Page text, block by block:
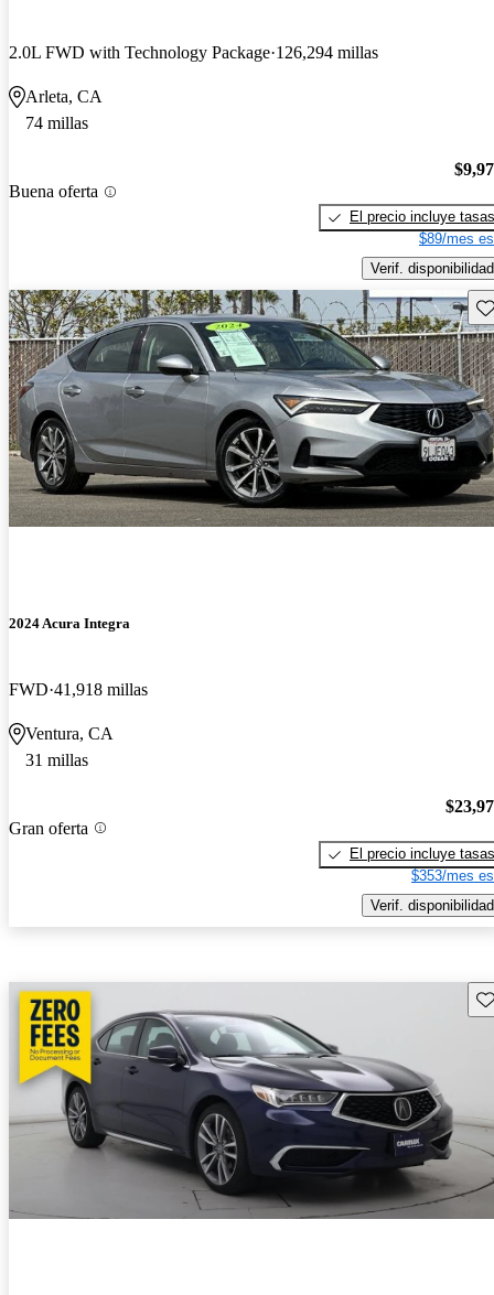
2.0L FWD with Technology Package 126,294 millas
Arleta, CA
74 millas
Buena oferta
El precio incluye tasas
$89/mes
Verif. disponibilidad
2024 Acura Integra
FWD 41,918 millas
Ventura, CA
31 millas
Gran oferta
El precio incluye tasas
$353/mes
Verif. disponibilidad